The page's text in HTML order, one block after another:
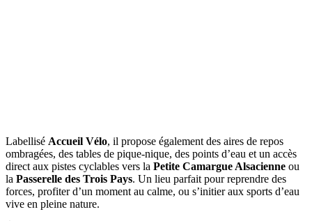
Labellisé Accueil Vélo, il propose également des aires de repos
ombragées, des tables de pique-nique, des points d’eau et un accès
direct aux pistes cyclables vers la Petite Camargue Alsacienne ou
la Passerelle des Trois Pays. Un lieu parfait pour reprendre des
forces, profiter d’un moment au calme, ou s’initier aux sports d’eau
vive en pleine nature.